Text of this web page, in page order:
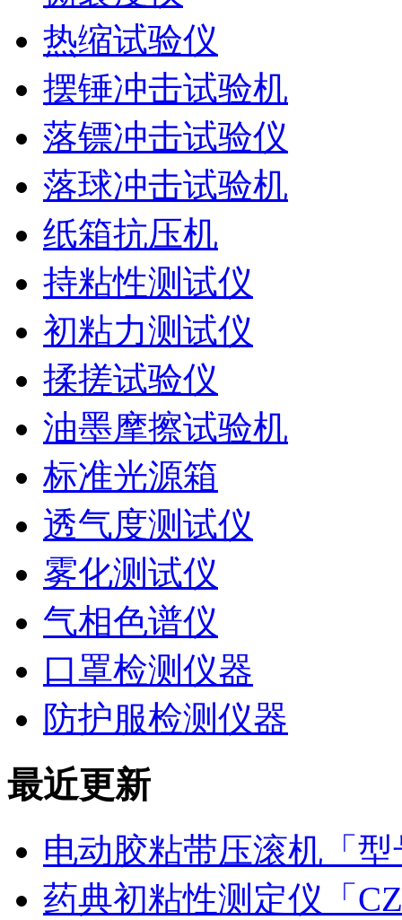
热缩试验仪
摆锤冲击试验机
落镖冲击试验仪
落球冲击试验机
纸箱抗压机
持粘性测试仪
初粘力测试仪
揉搓试验仪
油墨摩擦试验机
标准光源箱
透气度测试仪
雾化测试仪
气相色谱仪
口罩检测仪器
防护服检测仪器
最近更新
电动胶粘带压滚机「
药典初粘性测定仪「